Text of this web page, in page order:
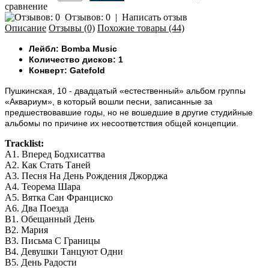
сравнение
Отзывов: 0 | Написать отзыв
Описание Отзывы (0) Похожие товары (44)
Лейбл: Bomba Music
Количество дисков: 1
Конверт: Gatefold
Пушкинская, 10 - двадцатый «естественный» альбом группы
«Аквариум», в который вошли песни, записанные за
предшествовавшие годы, но не вошедшие в другие студийные
альбомы по причине их несоответствия общей концепции.
Tracklist:
A1. Вперед Бодхисаттва
A2. Как Стать Таней
A3. Песня На День Рождения Джорджа
A4. Теорема Шара
A5. Вятка Сан Франциско
A6. Два Поезда
B1. Обещанный День
B2. Мария
B3. Письма С Границы
B4. Девушки Танцуют Одни
B5. День Радости